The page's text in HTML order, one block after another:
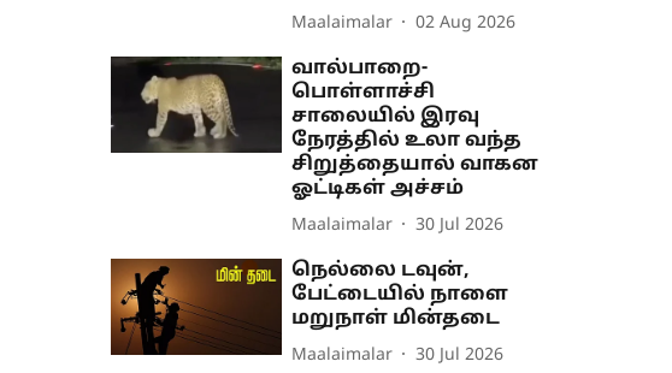
Maalaimalar 02 Aug 2026
வால்பாறை-
பொள்ளாச்சி
சாலையில் இரவு
நேரத்தில் உலா வந்த
சிறுத்தையால் வாகன
ஓட்டிகள் அச்சம்
Maalaimalar 30 Jul 2026
நெல்லை டவுன்,
பேட்டையில் நாளை
மறுநாள் மின்தடை
Maalaimalar 30 Jul 2026